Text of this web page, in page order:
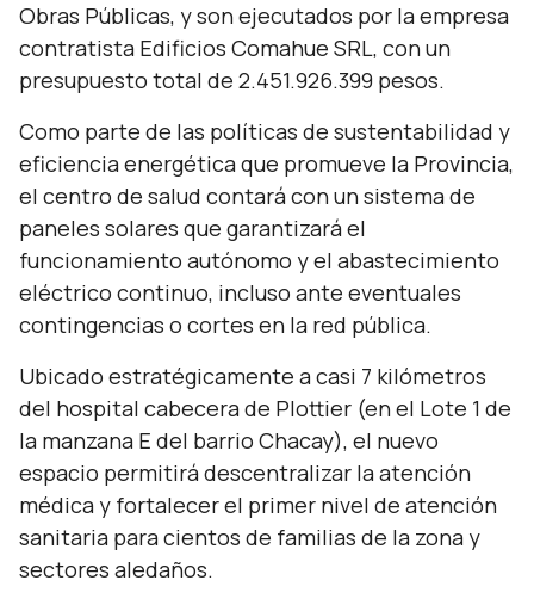
Obras Públicas, y son ejecutados por la empresa
contratista Edificios Comahue SRL, con un
presupuesto total de 2.451.926.399 pesos.
Como parte de las políticas de sustentabilidad y
eficiencia energética que promueve la Provincia,
el centro de salud contará con un sistema de
paneles solares que garantizará el
funcionamiento autónomo y el abastecimiento
eléctrico continuo, incluso ante eventuales
contingencias o cortes en la red pública.
Ubicado estratégicamente a casi 7 kilómetros
del hospital cabecera de Plottier (en el Lote 1 de
la manzana E del barrio Chacay), el nuevo
espacio permitirá descentralizar la atención
médica y fortalecer el primer nivel de atención
sanitaria para cientos de familias de la zona y
sectores aledaños.